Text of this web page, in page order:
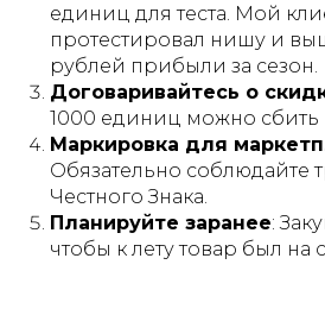
единиц для теста. Мой
протестировал нишу и
рублей прибыли за сезон.
Договаривайтесь о
1000 единиц можно сбить
Маркировка для
Обязательно соблюдайте
Честного Знака.
Планируйте заранее:
чтобы к лету товар был на